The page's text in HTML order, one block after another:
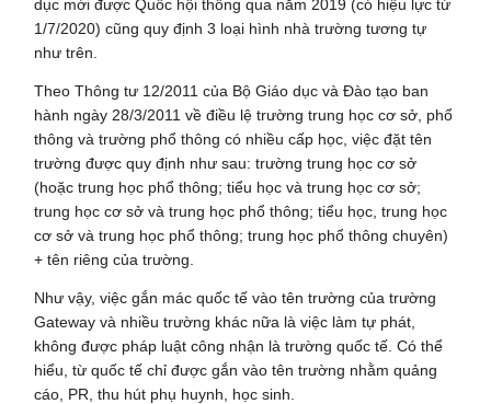
dục mới được Quốc hội thông qua năm 2019 (có hiệu lực từ
1/7/2020) cũng quy định 3 loại hình nhà trường tương tự
như trên.
Theo Thông tư 12/2011 của Bộ Giáo dục và Đào tạo ban
hành ngày 28/3/2011 về điều lệ trường trung học cơ sở, phổ
thông và trường phổ thông có nhiều cấp học, việc đặt tên
trường được quy định như sau: trường trung học cơ sở
(hoặc trung học phổ thông; tiểu học và trung học cơ sở;
trung học cơ sở và trung học phổ thông; tiểu học, trung học
cơ sở và trung học phổ thông; trung học phổ thông chuyên)
+ tên riêng của trường.
Như vậy, việc gắn mác quốc tế vào tên trường của trường
Gateway và nhiều trường khác nữa là việc làm tự phát,
không được pháp luật công nhận là trường quốc tế. Có thể
hiểu, từ quốc tế chỉ được gắn vào tên trường nhằm quảng
cáo, PR, thu hút phụ huynh, học sinh.